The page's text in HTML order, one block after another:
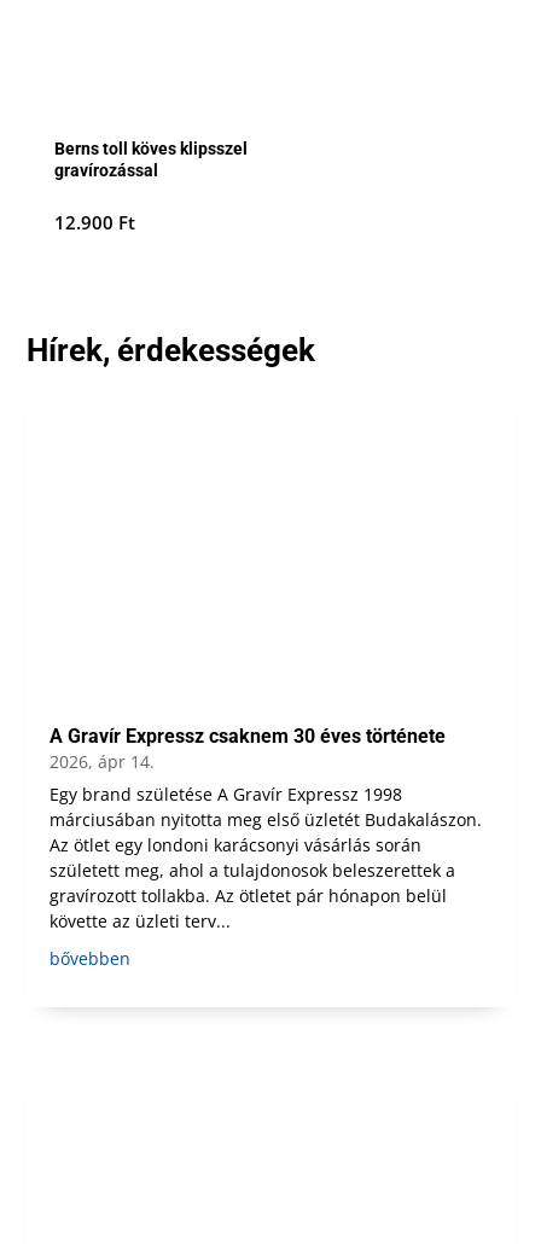
Berns toll köves klipsszel
gravírozással
12.900 Ft
Hírek, érdekességek
A Gravír Expressz csaknem 30 éves története
2026, ápr 14.
Egy brand születése A Gravír Expressz 1998
márciusában nyitotta meg első üzletét Budakalászon.
Az ötlet egy londoni karácsonyi vásárlás során
született meg, ahol a tulajdonosok beleszerettek a
gravírozott tollakba. Az ötletet pár hónapon belül
követte az üzleti terv...
bővebben